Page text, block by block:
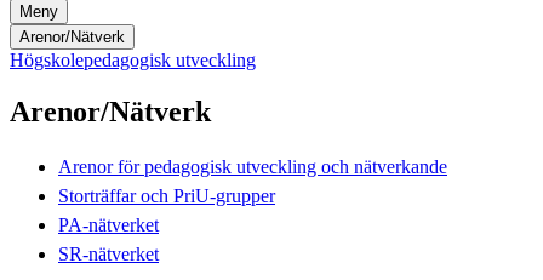
Meny
Arenor/Nätverk
Högskolepedagogisk utveckling
Arenor/Nätverk
Arenor för pedagogisk utveckling och nätverkande
Storträffar och PriU-grupper
PA-nätverket
SR-nätverket